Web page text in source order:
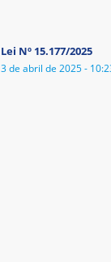
Lei Nº 15.177/2025
3 de abril de 2025 -